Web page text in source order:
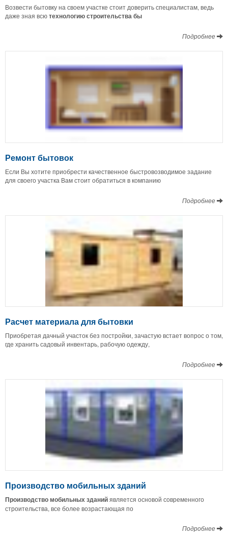
Возвести бытовку на своем участке стоит доверить специалистам, ведь
даже зная всютехнологию строительства бы
Подробнее
Ремонт бытовок
Если Вы хотите приобрести качественное быстровозводимое задание
для своего участка Вам стоит обратиться в компанию
Подробнее
Расчет материала для бытовки
Приобретая дачный участок без постройки, зачастую встает вопрос о том,
где хранить садовый инвентарь, рабочую одежду,
Подробнее
Производство мобильных зданий
Производство мобильных зданийявляется основой современного
строительства, все более возрастающая по
Подробнее